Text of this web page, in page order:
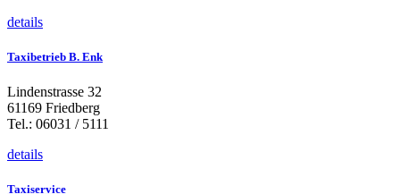
details
Taxibetrieb B. Enk
Lindenstrasse 32
61169 Friedberg
Tel.: 06031 / 5111
details
Taxiservice